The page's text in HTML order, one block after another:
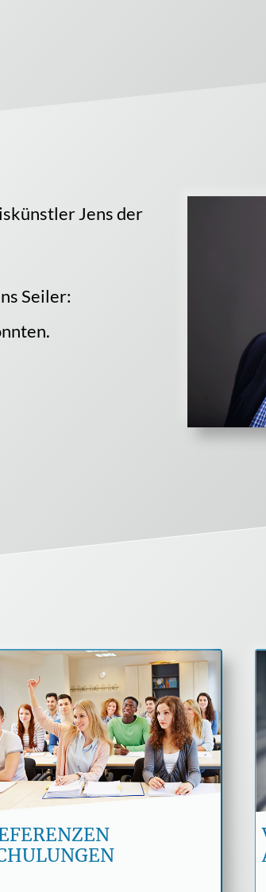
Jens der
Seiler:
Glücklich ist Trainer Jens
Seiler über jede Nachricht,
welcher ihm ein Seminar-
Teilnehmer oder Coachee
mitteilt, dass er dank der
vermittelten Techniken